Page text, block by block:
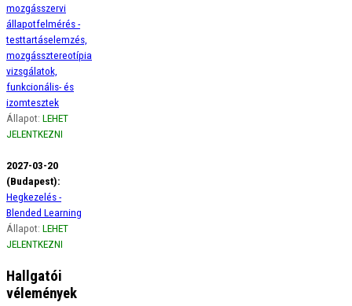
mozgásszervi
állapotfelmérés -
testtartáselemzés,
mozgássztereotípia
vizsgálatok,
funkcionális- és
izomtesztek
Állapot: LEHET
JELENTKEZNI
2027-03-20
(Budapest):
Hegkezelés -
Blended Learning
Állapot: LEHET
JELENTKEZNI
Hallgatói
vélemények